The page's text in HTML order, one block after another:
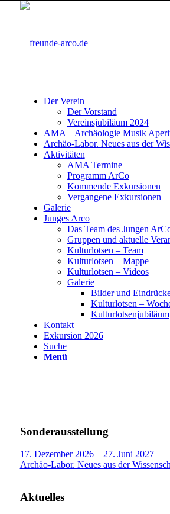
Der Verein
Der Vorstand
Vereinsjubiläum 2024
AMA – Archäologie Musik
Archäo-Labor. Neues aus der
Aktivitäten
AMA Termine
Programm ArCo
Kommende Exkursionen
Vergangene Exkursionen
Galerie
Junges Arco
Das Team des Jungen
Gruppen und aktuelle
Kulturlotsen – Team
Kulturlotsen – Mappe
Kulturlotsen – Videos
Galerie
Bilder und
Kulturlotsen –
Kulturlotsenjubiläum
Kontakt
Exkursion 2026
Suche
Menü
Sonderausstellung
17. Dezember 2026 – 27. Juni 2027
Archäo-Labor. Neues aus der
Aktuelles